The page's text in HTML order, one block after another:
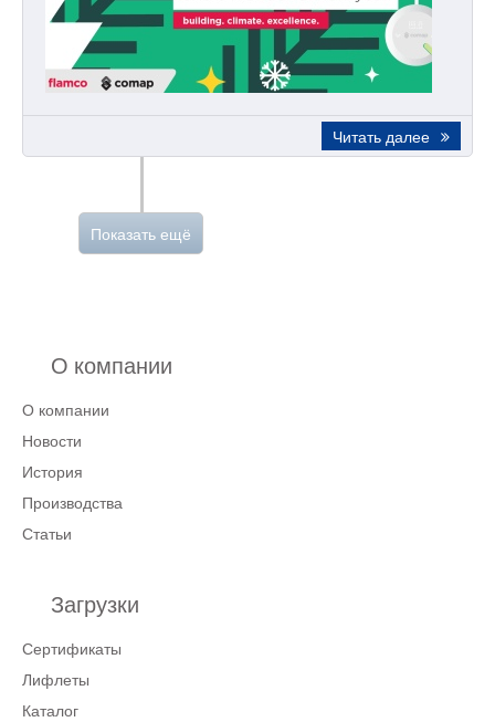
Читать далее
Показать ещё
О компании
О компании
Новости
История
Производства
Статьи
Загрузки
Сертификаты
Лифлеты
Каталог